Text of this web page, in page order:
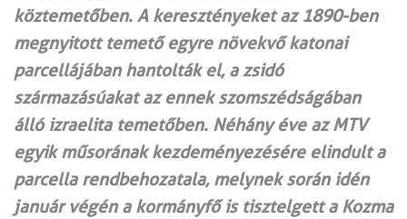
köztemetőben. A keresztényeket az 1890-ben
megnyitott temető egyre növekvő katonai
parcellájában hantolták el, a zsidó
származásúakat az ennek szomszédságában
álló izraelita temetőben. Néhány éve az MTV
egyik műsorának kezdeményezésére elindult a
parcella rendbehozatala, melynek során idén
január végén a kormányfő is tisztelgett a Kozma